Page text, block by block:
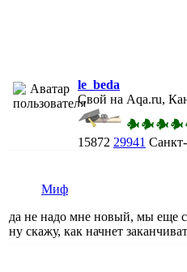
le_beda
Свой на Aqa.ru,
15872 29941
Миф
да не надо мне новый, мы еще
ну скажу, как начнет